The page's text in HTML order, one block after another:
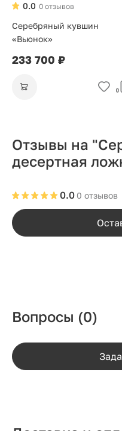
0 отзывов
0.0
Серебряный кувшин
«Вьюнок»
233 700 ₽
Отзывы на
десертная
0 отзывов
0.0
Вопросы (0)